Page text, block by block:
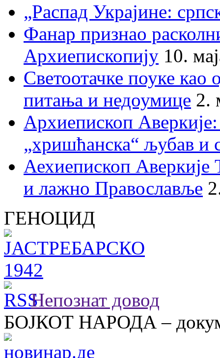
„Распад Украјине:
Фанар признао
Архиепископију 10.
Светоотачке поуке као
питања и недоумице 2.
Архиепископ
„хришћанска“ љубав и
Аехиепископ
и лажно Православље
ГЕНОЦИД
Непознат довод
БОЈКОТ НАРОДА –